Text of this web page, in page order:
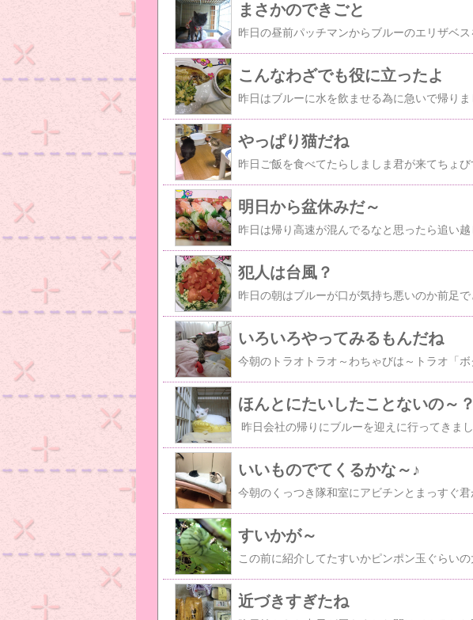
まさかのできごと
こんなわざでも役に立ったよ
やっぱり猫だね
明日から盆休みだ～
犯人は台風？
いろいろやってみるもんだね
ほんとにたいしたことないの～？
いいものでてくるかな～♪
すいかが～
近づきすぎたね